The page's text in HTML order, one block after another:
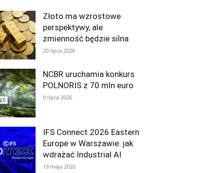
Złoto ma wzrostowe
perspektywy, ale
zmienność będzie silna
20 lipca 2026
NCBR uruchamia konkurs
POLNORIS z 70 mln euro
9 lipca 2026
IFS Connect 2026 Eastern
Europe w Warszawie: jak
wdrażać Industrial AI
19 maja 2026